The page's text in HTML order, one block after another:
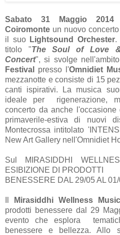
Sabato 31 Maggio 2014
Coiromonte un nuovo
il suo Lightsound Orchester.
titolo "The Soul of Love &
Concert", si svolge
Festival presso l'Omnidiet
mezzanotte e consiste di 15
canti ispirativi. La musica
ideale per rigenerazione,
concerto da anche l'occasione
primaverile-estiva di nuovi
Montecrossa intitolato
New Art Gallery nell'Omnidiet
Sul MIRASIDDHI
ESIBIZIONE DI PRODOTTI
BENESSERE DAL 29/05 AL
Mirasiddhi Wellness
prodotti benessere dal 29
evento che esplora
benessere e bellezza. Allo